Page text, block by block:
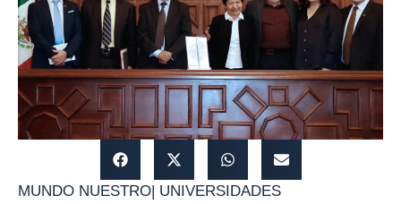
MUNDO NUESTRO UNIVERSIDADES